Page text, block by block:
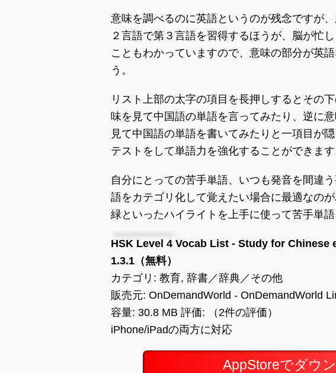
意味を調べるのに英語というのが残念ですが
２言語で第３言語を習得するほうが、脳が忙
こともわかっていますので、意味の部分が英
う。
リスト上部の太字の項目を長押しするとその
味を見て中国語の単語を言ってみたり、逆に
見て中国語の単語を書いてみたりと一項目が
テストをして単語力を強化することができます
自分にとっての苦手単語、いつも発音を間違
語をカテゴリ化して覚えたい場合に最適なの
緑といったハイライトを上手に使って苦手単語
HSK Level 4 Vocab List - Study for Chinese
1.3.1（無料）
カテゴリ: 教育, 辞書／辞典／その他
販売元: OnDemandWorld - OnDemandWorld
容量: 30.8 MB 評価: （2件の評価）
iPhone/iPadの両方に対応
AppStoreでダウ